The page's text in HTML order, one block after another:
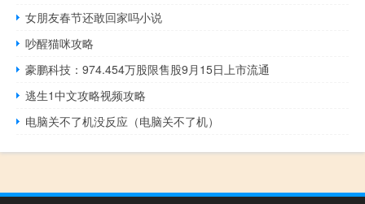
女朋友春节还敢回家吗小说
吵醒猫咪攻略
豪鹏科技：974.454万股限售股9月15日上市流通
逃生1中文攻略视频攻略
电脑关不了机没反应（电脑关不了机）